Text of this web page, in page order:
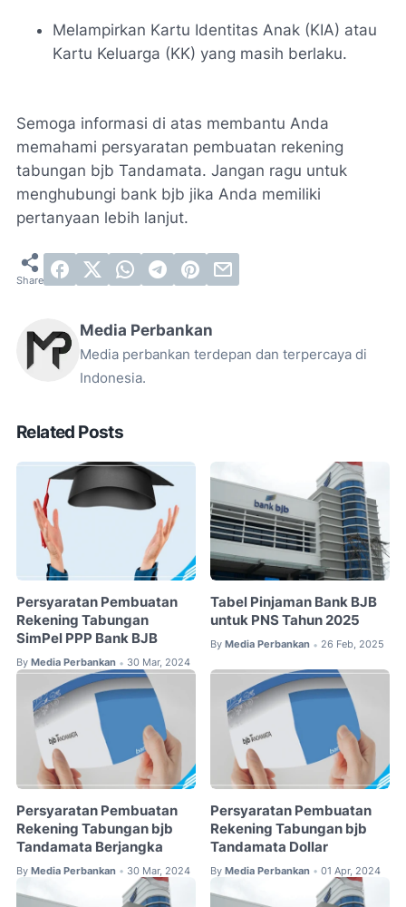
Melampirkan Kartu Identitas Anak (KIA) atau
Kartu Keluarga (KK) yang masih berlaku.
Semoga informasi di atas membantu Anda
memahami persyaratan pembuatan rekening
tabungan bjb Tandamata. Jangan ragu untuk
menghubungi bank bjb jika Anda memiliki
pertanyaan lebih lanjut.
Media Perbankan
Media perbankan terdepan dan terpercaya di
Indonesia.
Related Posts
Persyaratan Pembuatan
Rekening Tabungan
SimPel PPP Bank BJB
By Media Perbankan • 30 Mar, 2024
Tabel Pinjaman Bank BJB
untuk PNS Tahun 2025
By Media Perbankan • 26 Feb, 2025
Persyaratan Pembuatan
Rekening Tabungan bjb
Tandamata Berjangka
By Media Perbankan • 30 Mar, 2024
Persyaratan Pembuatan
Rekening Tabungan bjb
Tandamata Dollar
By Media Perbankan • 01 Apr, 2024